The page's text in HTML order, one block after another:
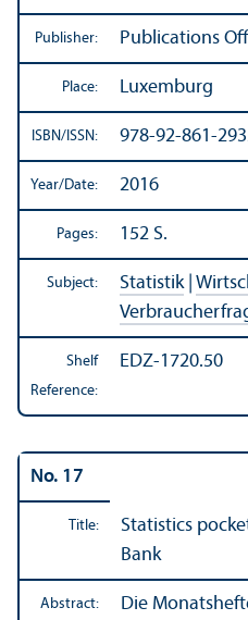
Publisher: Publications
Place: Luxemburg
ISBN/ISSN: 978-92-861-
Year/Date: 2016
Pages: 152 S.
Subject: Statistik|
Shelf
Reference:
EDZ-1720.50
No. 17
Title:
Statistics
Bank
Abstract:
Die